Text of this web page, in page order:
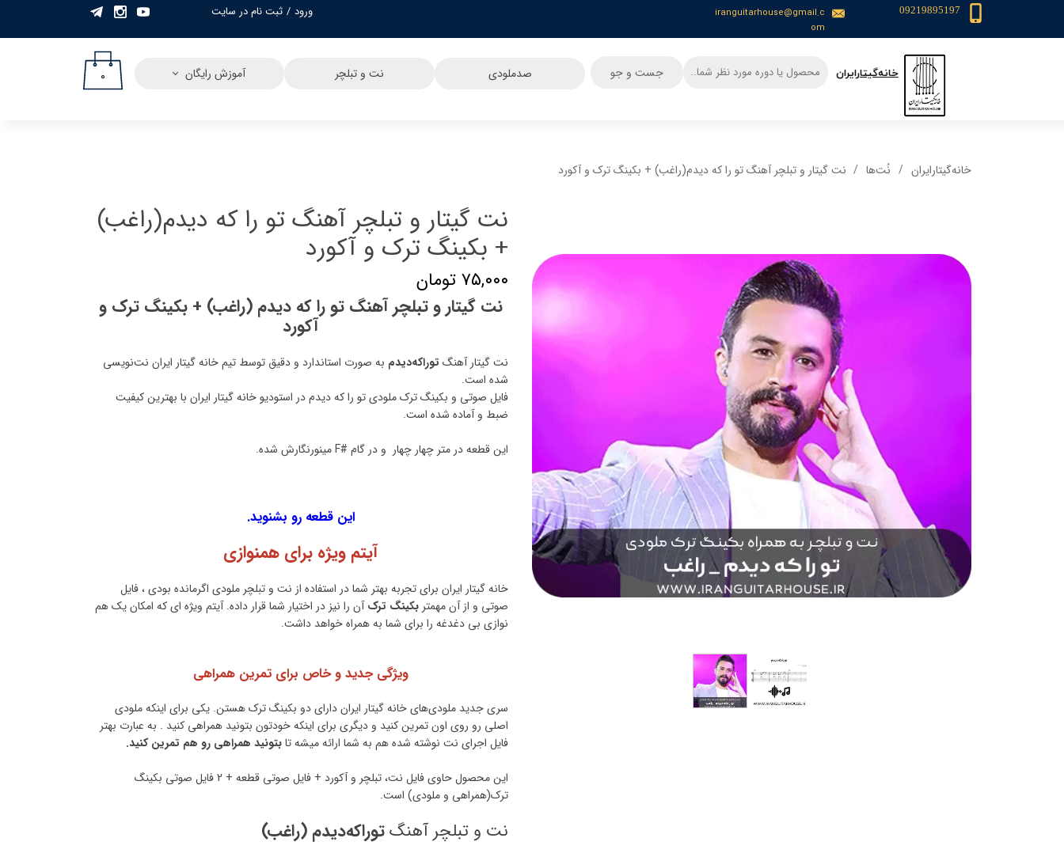
iranguitarhouse@gmail.c
om
ورود / ثبت نام در سایت
حساب کاربری من
09219895197
​خانه‌گیتار‌ایران صدملودی نت و تبلچر آموزش رایگان ۰ جست و جو
خانه‌گیتار‌ایران نُت‌ها نت گیتار و تبلچر آهنگ تو را که دیدم(راغب) + بکینگ ترک و آکورد
نت گیتار و تبلچر آهنگ تو را که دیدم(راغب)
+ بکینگ ترک و آکورد
۷۵,۰۰۰ تومان
نت گیتار و تبلچر آهنگ تو را که‌ دیدم (راغب) + بکینگ ترک و
آکورد
نت گیتار آهنگ توراکه‌دیدم به صورت استاندارد و دقیق توسط تیم خانه گیتار ایران نت‌نویسی
شده است.
فایل صوتی و بکینگ ترک ملودی تو را که دیدم در استودیو خانه گیتار ایران با بهترین کیفیت
ضبط و آماده شده است.
این قطعه در متر چهار چهار و در گام #F مینورنگارش شده.
این قطعه رو بشنوید.
آیتم ویژه برای همنوازی
خانه گیتار ایران برای تجربه بهتر شما در استفاده از نت و تبلچر ملودی اگرمانده بودی ، فایل
صوتی و از آن مهمتر بکینگ ترکآن را نیز در اختیار شما قرار داده. آیتم ویژه ای که امکان یک هم
نوازی بی دغدغه را برای شما به همراه خواهد داشت.
ویژگی جدید و خاص برای تمرین همراهی
سری جدید ملودی‌های خانه گیتار ایران دارای دو بکینگ ترک هستن. یکی برای اینکه ملودی
اصلی رو روی اون تمرین کنید و دیگری برای اینکه خودتون بتونید همراهی کنید . به عبارت بهتر
فایل اجرای نت نوشته شده هم به شما ارائه میشه تابتونید همراهی رو هم تمرین کنید.
این محصول حاوی فایل نت، تبلچر و آکورد + فایل صوتی قطعه + 2 فایل صوتی بکینگ
ترک(همراهی و ملودی) است.
نت و تبلچر آهنگتوراکه‌دیدم (راغب)